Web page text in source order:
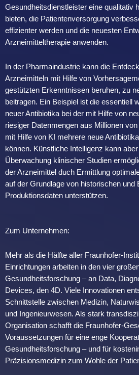
Gesundheitsdienstleister eine qualitativ
bieten, die Patientenversorgung
effizienter werden und die neuesten
Arzneimitteltherapie anwenden.
In der Pharmaindustrie kann die
Arzneimitteln mit Hilfe von
gestützten Erkenntnissen beruhen, zu
beitragen. Ein Beispiel ist die essentiell
neuer Antibiotika bei der mit Hilfe von
riesiger Datenmengen aus Millionen
mit Hilfe von KI mehrere neue
können. Künstliche Intelligenz kann
Überwachung klinischer Studien
der Arzneimittel duch Ermittlung
auf der Grundlage von historischen und
Produktionsdaten unterstützen.
Zum Unternehmen:
Mehr als die Hälfte aller Fraunhofer-
Einrichtungen arbeiten in den vier
Gesundheitsforschung – an Data,
Devices, den 4D. Viele Innovationen
Schnittstelle zwischen Medizin,
und Ingenieurwesen. Als stark
Organisation schafft die Fraunhofer-
Voraussetzungen für eine enge
Gesundheitsforschung – und für
Präzisionsmedizin zum Wohle der